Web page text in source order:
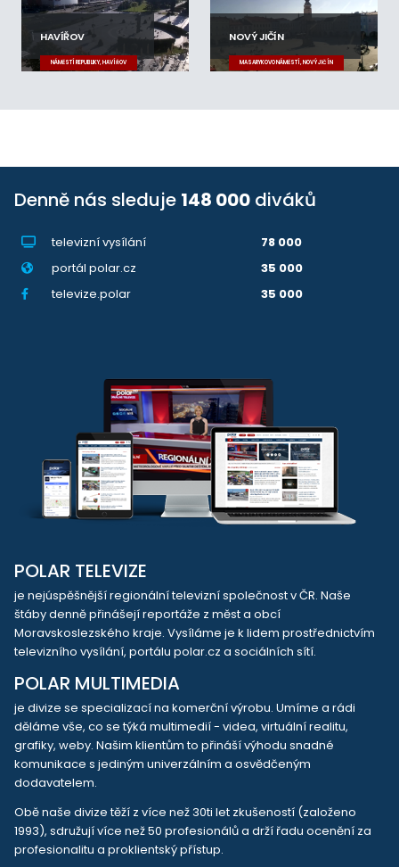
HAVÍŘOV
NÁMĚSTÍ REPUBLIKY, HAVÍŘOV
NOVÝ JIČÍN
MASARYKOVO NÁMĚSTÍ, NOVÝ JIČÍN
Denně nás sleduje 148 000 diváků
televizní vysílání
78 000
portál polar.cz
35 000
televize.polar
35 000
POLAR TELEVIZE
je nejúspěšnější regionální televizní společnost v ČR. Naše
štáby denně přinášejí reportáže z měst a obcí
Moravskoslezského kraje. Vysíláme je k lidem prostřednictvím
televizního vysílání, portálu polar.cz a sociálních sítí.
POLAR MULTIMEDIA
je divize se specializací na komerční výrobu. Umíme a rádi
děláme vše, co se týká multimedií - videa, virtuální realitu,
grafiky, weby. Našim klientům to přináší výhodu snadné
komunikace s jediným univerzálním a osvědčeným
dodavatelem.
Obě naše divize těží z více než 30ti let zkušeností (založeno
1993), sdružují více než 50 profesionálů a drží řadu ocenění za
profesionalitu a proklientský přístup.